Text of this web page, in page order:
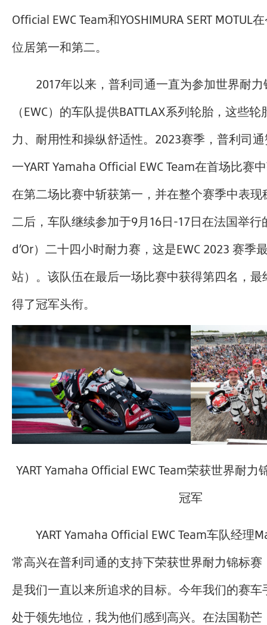
Official EWC Team和YOSHIMURA SERT MOTUL
位居第一和第二。
2017年以来，普利司通一直为参加世界耐
（EWC）的车队提供BATTLAX系列轮胎，这些
力、耐用性和操纵舒适性。2023赛季，普利司
一YART Yamaha Official EWC Team在首场比赛
在第二场比赛中斩获第一，并在整个赛季中表
二后，车队继续参加于9月16日-17日在法国举行
d’Or）二十四小时耐力赛，这是EWC 2023 赛季
站）。该队伍在最后一场比赛中获得第四名，
得了冠军头衔。
YART Yamaha Official EWC Team荣获世界耐力
冠军
YART Yamaha Official EWC Team车队经理
常高兴在普利司通的支持下荣获世界耐力锦标赛
是我们一直以来所追求的目标。今年我们的赛
处于领先地位，我为他们感到高兴。在法国勒